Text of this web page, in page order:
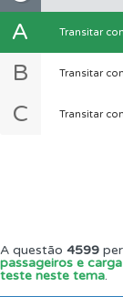
A Transitar
B Transitar
C Transitar
A questão 4599
passageiros e
teste neste tema.